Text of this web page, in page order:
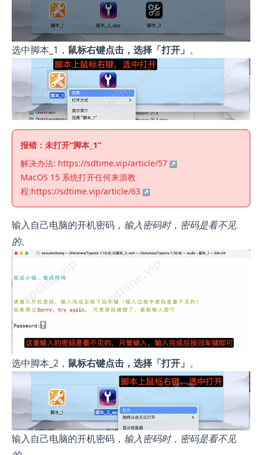
选中脚本_1， 鼠标右键点击，选择「打开」 。
报错：未打开“脚本_1”
解决办法: https://sdtime.vip/article/57
MacOS 15 系统打开任何来源教
程:https://sdtime.vip/article/63
输入自己电脑的开机密码， 输入密码时，密码是看不见
的。
选中脚本_2， 鼠标右键点击，选择「打开」 。
输入自己电脑的开机密码， 输入密码时，密码是看不见